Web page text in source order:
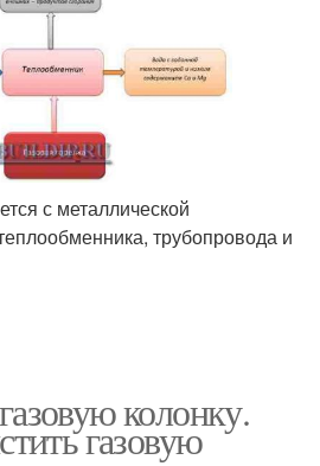
с металлической
трубопровода и
колонку.
газовую